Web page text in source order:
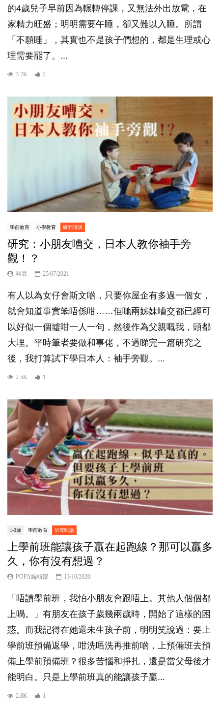
的4歲兒子早前因為輾轉停課，又無法外出放電，在
家精力旺盛；明明需要午睡，卻又難以入睡。所謂
「不願睡」，其實也不是孩子們想的，都是生理或心
理需要罷了。...
3.7K 2
學前教育 小學教育 研究咁講
研究：小朋友嘈交，日本人教你袖手旁
觀！？
科豆 25/07/2021
有人以為女仔會斯文啲，只要你屋企有多過一個女，
就會知道事實笨唔係咁……佢哋兩姊妹嘈交都已經可
以好似一個墟咁一人一句，然後作為父親嘅我，頭都
大埋。平時筆者要做和事佬，不過睇完一篇研究之
後，我打算試下學日本人：袖手旁觀。...
2.5K 1
1-3歲 學前教育 研究咁講
上學前班能讓孩子贏在起跑線？那可以贏多
久，你有沒有想過？
POPA編輯部 13/10/2020
「唔讀學前班，我怕小朋友會跟唔上。其他人個個都
上喎。」有朋友在孩子歲幾兩歲時，開始了這樣的困
惑。而我記得在她還未生孩子前，明明笑說過：要上
學前班預備返學，咁洗唔洗再推前啲，上預備班去預
備上學前預備班？很多苦惱和掙扎，還是當父母後才
能明白。只是上學前班真的能讓孩子贏...
2.8K 1